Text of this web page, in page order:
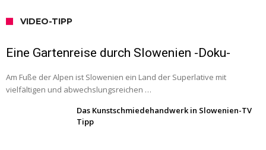
VIDEO-TIPP
Eine Gartenreise durch Slowenien -Doku-
Am Fuße der Alpen ist Slowenien ein Land der Superlative mit
vielfältigen und abwechslungsreichen …
Das Kunstschmiedehandwerk in Slowenien-TV
Tipp